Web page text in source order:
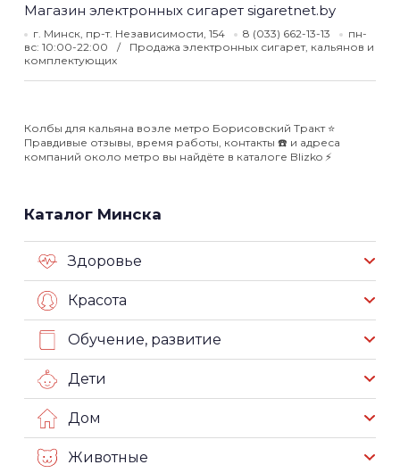
Магазин электронных сигарет sigaretnet.by
г. Минск, пр-т. Независимости, 154 8 (033) 662-13-13
пн-
вс: 10:00-22:00
Продажа электронных сигарет, кальянов и
комплектующих
Колбы для кальяна возле метро Борисовский Тракт ⭐️
Правдивые отзывы, время работы, контакты ☎️ и адреса
компаний около метро вы найдёте в каталоге Blizko ⚡️
Каталог Минска
Здоровье
Красота
Обучение, развитие
Дети
Дом
Животные